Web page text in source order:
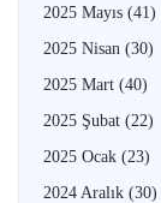
2025 Mayıs (41)
2025 Nisan (30)
2025 Mart (40)
2025 Şubat (22)
2025 Ocak (23)
2024 Aralık (30)